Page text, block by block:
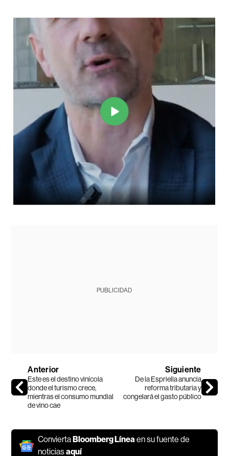
PUBLICIDAD
Anterior
Este es el destino vinícola
donde el turismo crece,
mientras el consumo mundial
de vino cae
Siguiente
De la Espriella anuncia
reforma tributaria y
congelará el gasto público
Convierta Bloomberg Líneaen su fuente de
noticiasaquí